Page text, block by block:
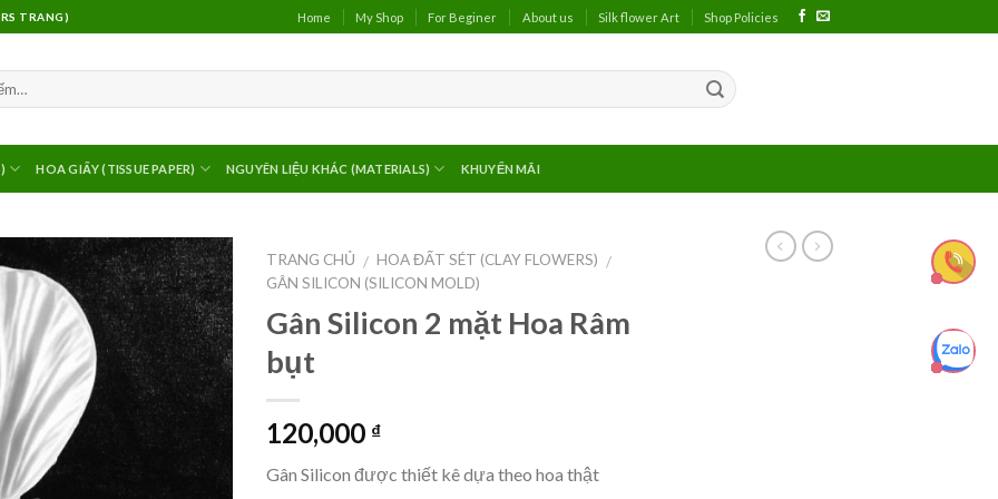
TRANG) Home My Shop For Beginer About us Silk flower Art Shop Policies
HOA GIẤY (TISSUE PAPER) NGUYÊN LIỆU KHÁC (MATERIALS) KHUYẾN MÃI
TRANG CHỦ / HOA ĐẤT SÉT (CLAY FLOWERS) /
GÂN SILICON (SILICON MOLD)
Gân Silicon 2 mặt Hoa Râm
bụt
120,000 ₫
Gân Silicon được thiết kê dựa theo hoa thật